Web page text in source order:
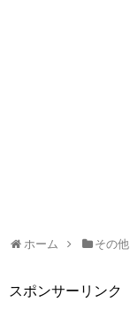
ホーム その他
スポンサーリンク